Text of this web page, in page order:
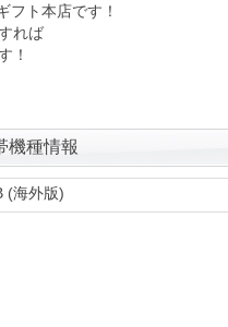
ト本店です！
れば
！
機種情報
(海外版)